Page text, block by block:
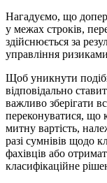
Нагадуємо, що
у межах строків,
здійснюється за
управління
Щоб уникнути
відповідально
важливо зберігати
переконуватися, що
митну вартість,
разі сумнівів щодо
фахівців або
класифікаційне